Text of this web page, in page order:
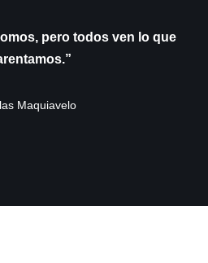
pero todos ven lo que
Maquiavelo